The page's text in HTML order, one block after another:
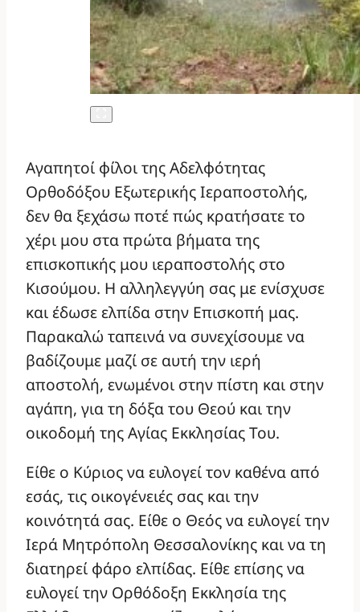
Αγαπητοί φίλοι της Αδελφότητας
Ορθοδόξου Εξωτερικής Ιεραποστολής,
δεν θα ξεχάσω ποτέ πώς κρατήσατε το
χέρι μου στα πρώτα βήματα της
επισκοπικής μου ιεραποστολής στο
Κισούμου. Η αλληλεγγύη σας με ενίσχυσε
και έδωσε ελπίδα στην Επισκοπή μας.
Παρακαλώ ταπεινά να συνεχίσουμε να
βαδίζουμε μαζί σε αυτή την ιερή
αποστολή, ενωμένοι στην πίστη και στην
αγάπη, για τη δόξα του Θεού και την
οικοδομή της Αγίας Εκκλησίας Του.
Είθε ο Κύριος να ευλογεί τον καθένα από
εσάς, τις οικογένειές σας και την
κοινότητά σας. Είθε ο Θεός να ευλογεί την
Ιερά Μητρόπολη Θεσσαλονίκης και να τη
διατηρεί φάρο ελπίδας. Είθε επίσης να
ευλογεί την Ορθόδοξη Εκκλησία της